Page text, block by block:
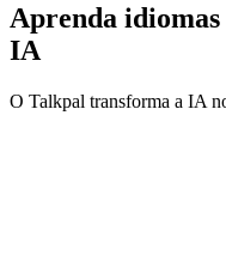
Aprenda
IA
O Talkpal transforma a IA